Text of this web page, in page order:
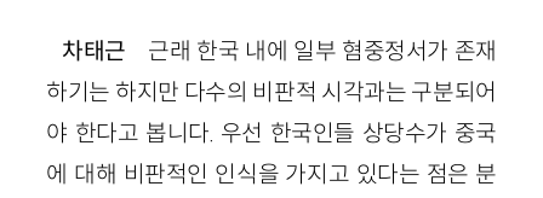
차태근 근래 한국 내에 일부 혐중정서가 존재
하기는 하지만 다수의 비판적 시각과는 구분되어
야 한다고 봅니다. 우선 한국인들 상당수가 중국
에 대해 비판적인 인식을 가지고 있다는 점은 분